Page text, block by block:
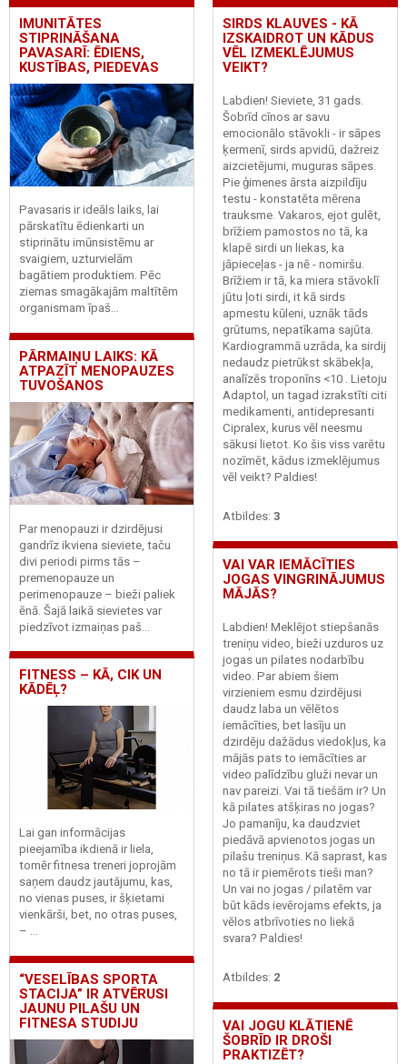
IMUNITĀTES
STIPRINĀŠANA
PAVASARĪ: ĒDIENS,
KUSTĪBAS, PIEDEVAS
Pavasaris ir ideāls laiks, lai
pārskatītu ēdienkarti un
stiprinātu imūnsistēmu ar
svaigiem, uzturvielām
bagātiem produktiem. Pēc
ziemas smagākajām maltītēm
organismam īpaš...
PĀRMAIŅU LAIKS: KĀ
ATPAZĪT MENOPAUZES
TUVOŠANOS
Par menopauzi ir dzirdējusi
gandrīz ikviena sieviete, taču
divi periodi pirms tās –
premenopauze un
perimenopauze – bieži paliek
ēnā. Šajā laikā sievietes var
piedzīvot izmaiņas paš...
FITNESS – KĀ, CIK UN
KĀDĒĻ?
Lai gan informācijas
pieejamība ikdienā ir liela,
tomēr fitnesa treneri joprojām
saņem daudz jautājumu, kas,
no vienas puses, ir šķietami
vienkārši, bet, no otras puses,
– ...
“VESELĪBAS SPORTA
STACIJA” IR ATVĒRUSI
JAUNU PILAŠU UN
FITNESA STUDIJU
SIRDS KLAUVES - KĀ
IZSKAIDROT UN KĀDUS
VĒL IZMEKLĒJUMUS
VEIKT?
Labdien! Sieviete, 31 gads.
Šobrīd cīnos ar savu
emocionālo stāvokli - ir sāpes
ķermenī, sirds apvidū, dažreiz
aizcietējumi, muguras sāpes.
Pie ģimenes ārsta aizpildīju
testu - konstatēta mērena
trauksme. Vakaros, ejot gulēt,
brīžiem pamostos no tā, ka
klapē sirdi un liekas, ka
jāpieceļas - ja nē - nomiršu.
Brīžiem ir tā, ka miera stāvoklī
jūtu ļoti sirdi, it kā sirds
apmestu kūleni, uznāk tāds
grūtums, nepatīkama sajūta.
Kardiogrammā uzrāda, ka sirdij
nedaudz pietrūkst skābekļa,
analīzēs troponīns <10 . Lietoju
Adaptol, un tagad izrakstīti citi
medikamenti, antidepresanti
Cipralex, kurus vēl neesmu
sākusi lietot. Ko šis viss varētu
nozīmēt, kādus izmeklējumus
vēl veikt? Paldies!
Atbildes: 3
VAI VAR IEMĀCĪTIES
JOGAS VINGRINĀJUMUS
MĀJĀS?
Labdien! Meklējot stiepšanās
treniņu video, bieži uzduros uz
jogas un pilates nodarbību
video. Par abiem šiem
virzieniem esmu dzirdējusi
daudz laba un vēlētos
iemācīties, bet lasīju un
dzirdēju dažādus viedokļus, ka
mājās pats to iemācīties ar
video palīdzību gluži nevar un
nav pareizi. Vai tā tiešām ir? Un
kā pilates atšķiras no jogas?
Jo pamanīju, ka daudzviet
piedāvā apvienotos jogas un
pilašu treniņus. Kā saprast, kas
no tā ir piemērots tieši man?
Un vai no jogas / pilatēm var
būt kāds ievērojams efekts, ja
vēlos atbrīvoties no liekā
svara? Paldies!
Atbildes: 2
VAI JOGU KLĀTIENĒ
ŠOBRĪD IR DROŠI
PRAKTIZĒT?